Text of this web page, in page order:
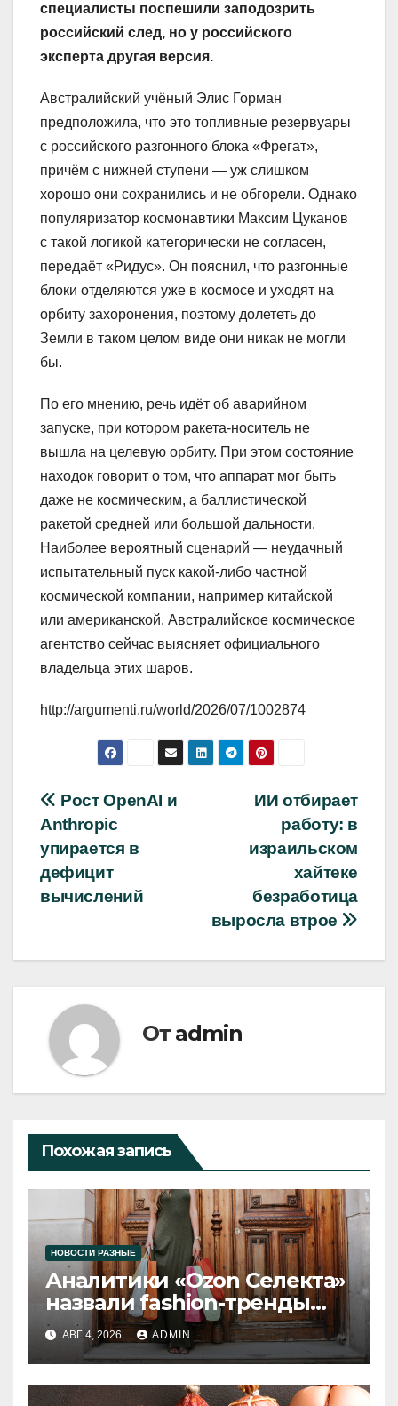
специалисты поспешили заподозрить
российский след, но у российского
эксперта другая версия.
Австралийский учёный Элис Горман
предположила, что это топливные резервуары
с российского разгонного блока «Фрегат»,
причём с нижней ступени — уж слишком
хорошо они сохранились и не обгорели. Однако
популяризатор космонавтики Максим Цуканов
с такой логикой категорически не согласен,
передаёт «Ридус». Он пояснил, что разгонные
блоки отделяются уже в космосе и уходят на
орбиту захоронения, поэтому долететь до
Земли в таком целом виде они никак не могли
бы.
По его мнению, речь идёт об аварийном
запуске, при котором ракета-носитель не
вышла на целевую орбиту. При этом состояние
находок говорит о том, что аппарат мог быть
даже не космическим, а баллистической
ракетой средней или большой дальности.
Наиболее вероятный сценарий — неудачный
испытательный пуск какой-либо частной
космической компании, например китайской
или американской. Австралийское космическое
агентство сейчас выясняет официального
владельца этих шаров.
http://argumenti.ru/world/2026/07/1002874
Навигация
по
записям
ИИ отбирает
работу: в
израильском
хайтеке
безработица
выросла втрое
Рост OpenAI и
Anthropic
упирается в
дефицит
вычислений
От admin
Похожая запись
НОВОСТИ РАЗНЫЕ
Аналитики «Ozon Селекта»
назвали fashion-тренды
2026 года
АВГ 4, 2026 ADMIN